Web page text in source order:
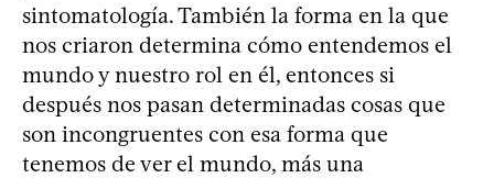
sintomatología. También la forma en la que
nos criaron determina cómo entendemos el
mundo y nuestro rol en él, entonces si
después nos pasan determinadas cosas que
son incongruentes con esa forma que
tenemos de ver el mundo, más una